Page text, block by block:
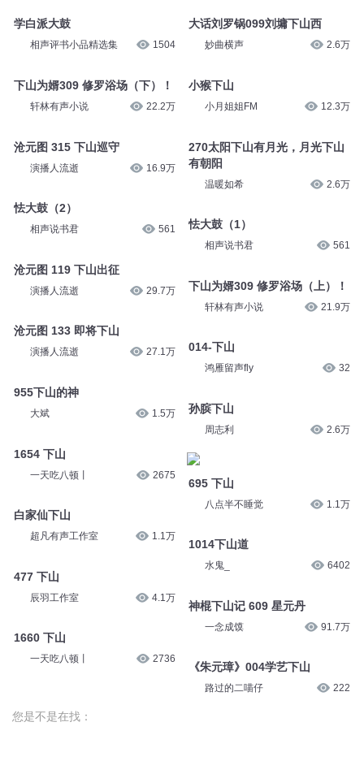
学白派大鼓
相声评书小品精选集 1504
下山为婿309 修罗浴场（下）！
轩林有声小说 22.2万
沧元图 315 下山巡守
演播人流逝 16.9万
怯大鼓（2）
相声说书君 561
沧元图 119 下山出征
演播人流逝 29.7万
沧元图 133 即将下山
演播人流逝 27.1万
955下山的神
大斌 1.5万
1654 下山
一天吃八顿丨 2675
白家仙下山
超凡有声工作室 1.1万
477 下山
辰羽工作室 4.1万
1660 下山
一天吃八顿丨 2736
大话刘罗锅099刘墉下山西
妙曲横声 2.6万
小猴下山
小月姐姐FM 12.3万
270太阳下山有月光，月光下山
有朝阳
温暖如希 2.6万
怯大鼓（1）
相声说书君 561
下山为婿309 修罗浴场（上）！
轩林有声小说 21.9万
014-下山
鸿雁留声fly 32
孙膑下山
周志利 2.6万
695 下山
八点半不睡觉 1.1万
1014下山道
水鬼_ 6402
神棍下山记 609 星元丹
一念成馍 91.7万
《朱元璋》004学艺下山
路过的二喵仔 222
您是不是在找：